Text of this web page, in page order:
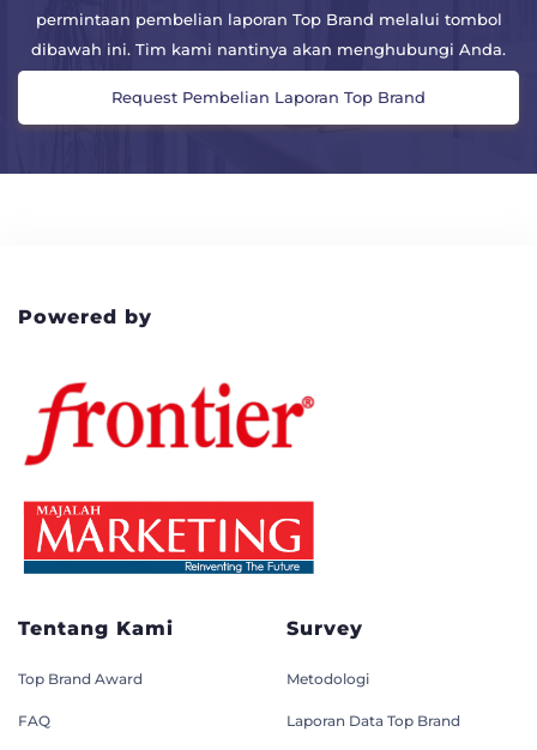
permintaan pembelian laporan Top Brand melalui tombol
dibawah ini. Tim kami nantinya akan menghubungi Anda.
Request Pembelian Laporan Top Brand
Powered by
Tentang Kami
Top Brand Award
FAQ
Survey
Metodologi
Laporan Data Top Brand